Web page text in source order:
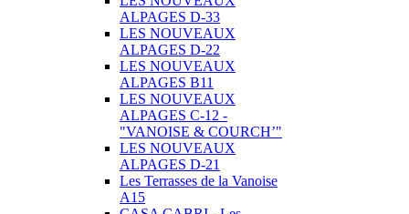
ALPAGES D-33
LES NOUVEAUX
ALPAGES D-22
LES NOUVEAUX
ALPAGES B11
LES NOUVEAUX
ALPAGES C-12 -
"VANOISE & COURCH’"
LES NOUVEAUX
ALPAGES D-21
Les Terrasses de la Vanoise
A15